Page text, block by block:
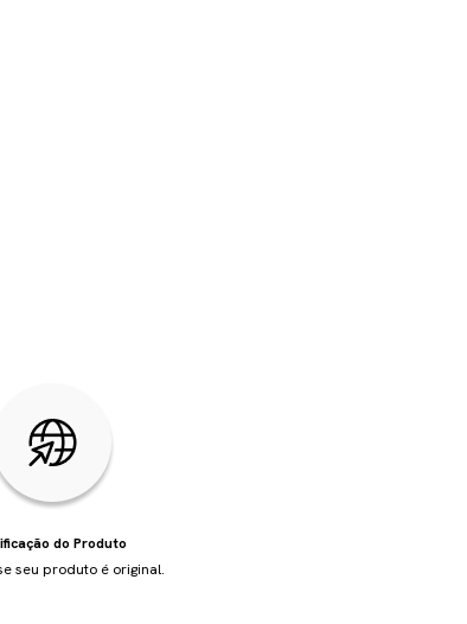
do Produto
seu produto é original.